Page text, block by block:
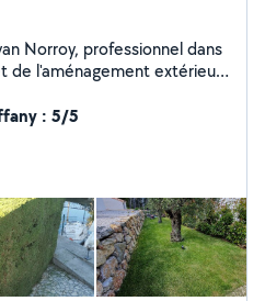
de l'aménagement extérieur.
et
conception de
: 5/5